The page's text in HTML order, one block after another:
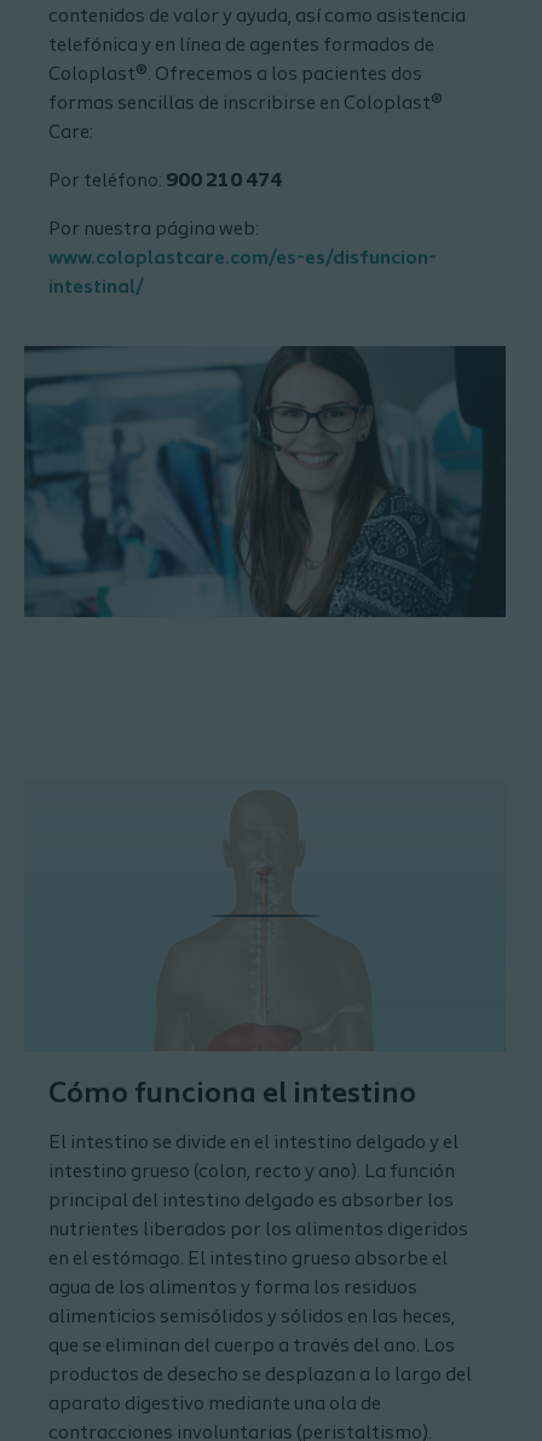
contenidos de valor y ayuda, así como asistencia
telefónica y en línea de agentes formados de
Coloplast®. Ofrecemos a los pacientes dos
formas sencillas de inscribirse en Coloplast®
Care:
Por teléfono: 900 210 474
Por nuestra página web:
www.coloplastcare.com/es-es/disfuncion-
intestinal/
Cómo funciona el intestino
El intestino se divide en el intestino delgado y el
intestino grueso (colon, recto y ano). La función
principal del intestino delgado es absorber los
nutrientes liberados por los alimentos digeridos
en el estómago. El intestino grueso absorbe el
agua de los alimentos y forma los residuos
alimenticios semisólidos y sólidos en las heces,
que se eliminan del cuerpo a través del ano. Los
productos de desecho se desplazan a lo largo del
aparato digestivo mediante una ola de
contracciones involuntarias (peristaltismo).